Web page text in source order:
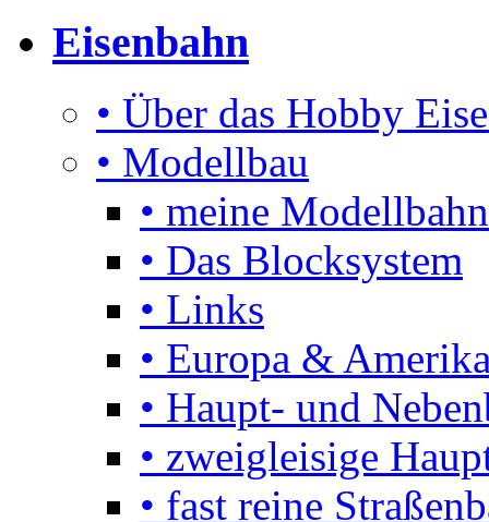
Eisenbahn
• Über das Hobby
• Modellbau
• meine
• Das Blocksystem
• Links
• Europa &
• Haupt- und
• zweigleisige
• fast reine